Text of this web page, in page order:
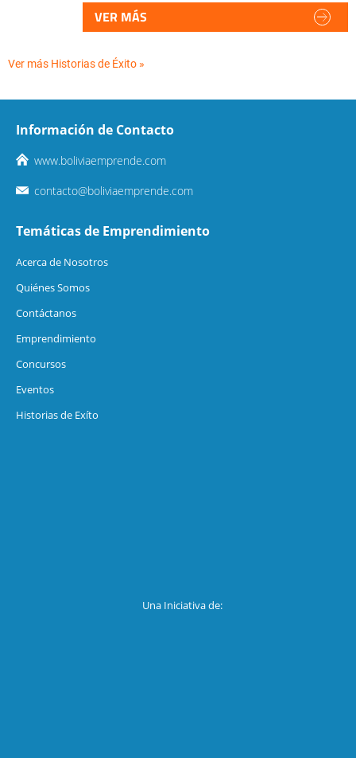
VER MÁS
Ver más Historias de Éxito »
Información de Contacto
www.boliviaemprende.com
contacto@boliviaemprende.com
Temáticas de Emprendimiento
Acerca de Nosotros
Quiénes Somos
Contáctanos
Emprendimiento
Concursos
Eventos
Historias de Exíto
Una Iniciativa de: